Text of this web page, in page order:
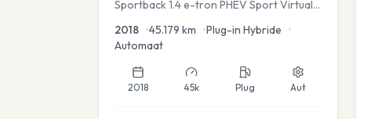
Sportback 1.4 e-tron PHEV Sport Virtual
2018 •45.179 km •Plug-in Hybride •
Automaat
2018 45k Plug Aut